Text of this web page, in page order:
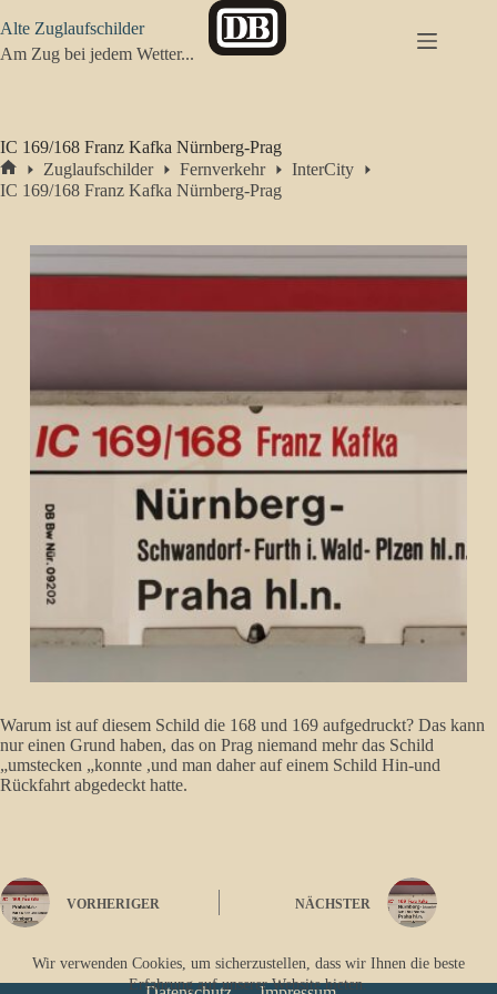
Inhalt
springen
Wir verwenden Cookies, um sicherzustellen, dass wir Ihnen die beste
Erfahrung auf unserer Website bieten.
Alte Zuglaufschilder
Am Zug bei jedem Wetter...
IC 169/168 Franz Kafka Nürnberg-Prag
Start
Zuglaufschilder Fernverkehr
InterCity
IC 169/168 Franz Kafka Nürnberg-Prag
Warum ist auf diesem Schild die 168 und 169 aufgedruckt? Das kann
nur einen Grund haben, das on Prag niemand mehr das Schild
„umstecken „konnte ,und man daher auf einem Schild Hin-und
Rückfahrt abgedeckt hatte.
VORHERIGER NÄCHSTER